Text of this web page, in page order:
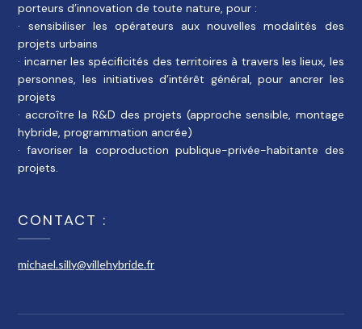
porteurs d’innovation de toute nature, pour :
· sensibiliser les opérateurs aux nouvelles modalités des
projets urbains
· incarner les spécificités des territoires à travers les lieux, les
personnes, les initiatives d’intérêt général, pour ancrer les
projets
· accroître la R&D des projets (approche sensible, montage
hybride, programmation ancrée)
· favoriser la coproduction publique-privée-habitante des
projets.
CONTACT :
michael.silly@villehybride.fr